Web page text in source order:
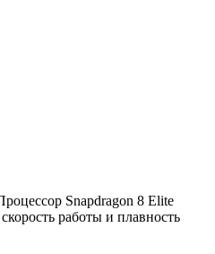
Snapdragon 8 Elite
работы и плавность